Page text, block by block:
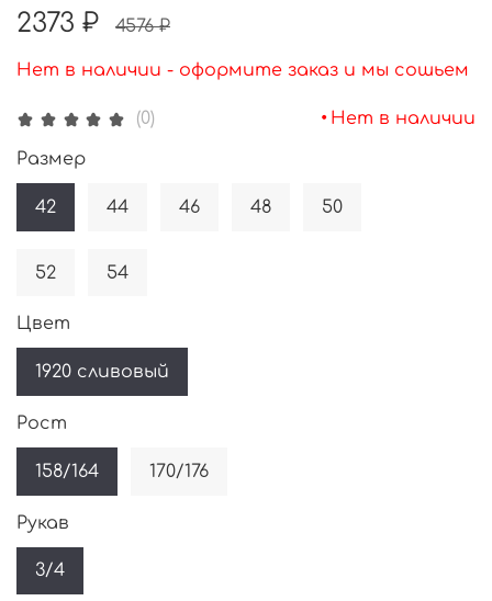
(0) • Нет в наличии
2373 ₽ 4576 ₽
Нет в наличии - оформите заказ и мы сошьем
Размер
42 44 46 48 50
52 54
Цвет
1920 сливовый
Рост
158/164 170/176
Рукав
3/4